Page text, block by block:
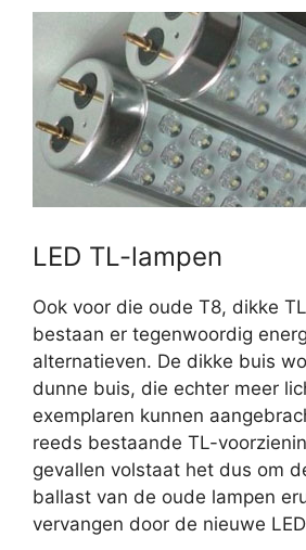
LED TL-lampen
Ook voor die oude T8, dikke
bestaan er tegenwoordig
alternatieven. De dikke buis
dunne buis, die echter meer
exemplaren kunnen
reeds bestaande TL-
gevallen volstaat het dus om
ballast van de oude lampen
vervangen door de nieuwe